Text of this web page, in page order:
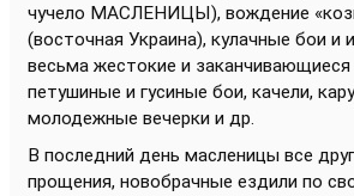
чучело МАСЛЕНИЦЫ), вождение
(восточная Украина), кулачные бои и
весьма жестокие и заканчивающиеся
петушиные и гусиные бои, качели,
молодежные вечерки и др.
В последний день масленицы все
прощения, новобрачные ездили по